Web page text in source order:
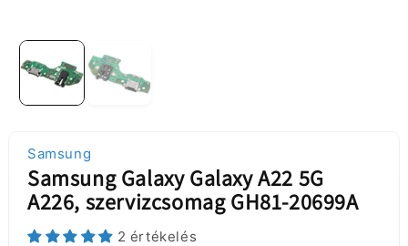
Samsung
Samsung Galaxy Galaxy A22 5G
A226, szervizcsomag GH81-20699A
2 értékelés